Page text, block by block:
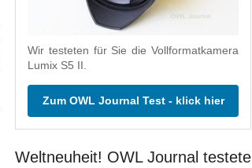
Wir testeten für Sie die Vollformatkamera
Lumix S5 II.
Zum OWL Journal Test - klick hier
Weltneuheit! OWL Journal testete